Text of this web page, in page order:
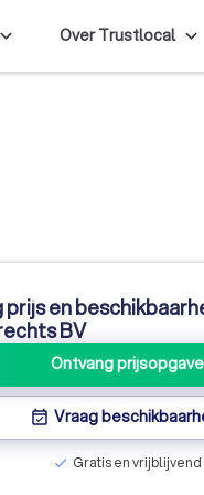
Over Trustlocal
prijs en
BV
Ontvang prijsopgave
event_available Vraag
check Gratis en vrijblijvend